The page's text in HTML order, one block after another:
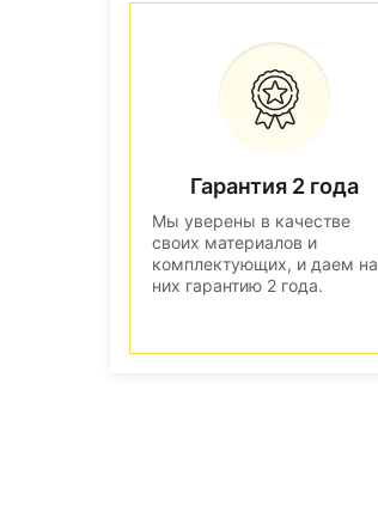
Гарантия 2 года
Мы уверены в качестве
своих материалов и
комплектующих, и даем на
них гарантию 2 года.